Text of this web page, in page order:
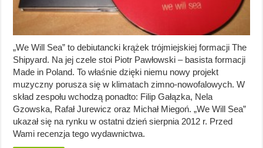
„We Will Sea” to debiutancki krążek trójmiejskiej formacji The
Shipyard. Na jej czele stoi Piotr Pawłowski – basista formacji
Made in Poland. To właśnie dzięki niemu nowy projekt
muzyczny porusza się w klimatach zimno-nowofalowych. W
skład zespołu wchodzą ponadto: Filip Gałązka, Nela
Gzowska, Rafał Jurewicz oraz Michał Miegoń. „We Will Sea”
ukazał się na rynku w ostatni dzień sierpnia 2012 r. Przed
Wami recenzja tego wydawnictwa.